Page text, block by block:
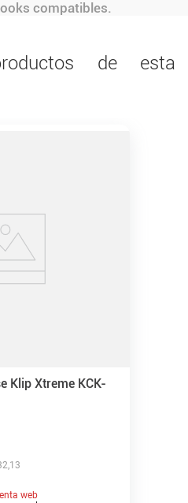
compatibles.
de esta
Klip Xtreme KCK-
web